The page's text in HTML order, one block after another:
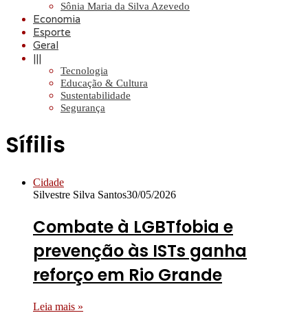
Sônia Maria da Silva Azevedo
Economia
Esporte
Geral
|||
Tecnologia
Educação & Cultura
Sustentabilidade
Segurança
Sífilis
Cidade
Silvestre Silva Santos30/05/2026
Combate à LGBTfobia e
prevenção às ISTs ganha
reforço em Rio Grande
Leia mais »